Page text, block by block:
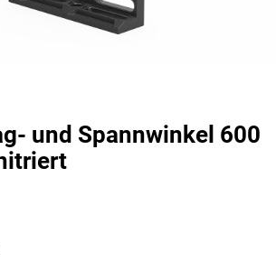
und Spannwinkel 600